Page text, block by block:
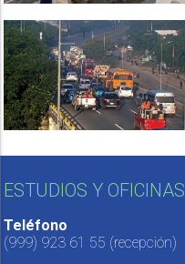
ESTUDIOS Y OFICINAS
Teléfono
(999) 923 61 55 (recepción)